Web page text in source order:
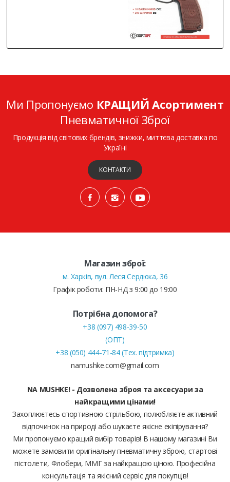
Ми Пропонуємо КРАЩИЙ Асортимент
Пневматичної Зброї
Продукція від світових брендів, знижки, миттєва доставка по
Україні
КОНТАКТИ
Магазин зброї:
м. Харків, вул. Леся Сердюка, 36
Графік роботи: ПН-НД з 9:00 до 19:00
Потрібна допомога?
+38 (097) 498-39-50
(ОПТ)
+38 (050) 444-71-84 (Тех. підтримка)
namushke.com@gmail.com
NA MUSHKE! - Дозволена зброя та аксесуари за
найкращими цінами!
Захоплюєтесь спортивною стрільбою, полюбляєте активний
відпочинок на природі або шукаєте якісне екіпірування?
Ми пропонуємо кращий вибір товарів! В нашому магазині Ви
можете замовити оригінальну пневматичну зброю, стартові
пістолети, Флобери, ММГ за найкращою ціною. Професійна
консультація та якісний сервіс для покупців!